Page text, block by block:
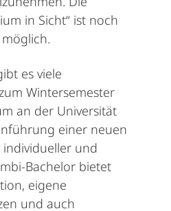
in Sicht“ ist noch
es viele
Wintersemester
an der Universität
einer neuen
und
Bachelor bietet
eigene
und auch